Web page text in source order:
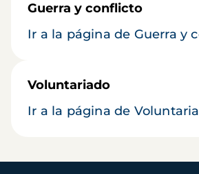
Guerra y conflicto
Ir a la página de Guerra y
Voluntariado
Ir a la página de